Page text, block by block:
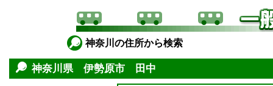
神奈川の住所から検索
神奈川県 伊勢原市 田中